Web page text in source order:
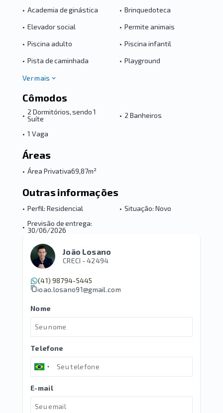
• Academia de ginástica • Brinquedoteca
• Elevador social • Permite animais
• Piscina adulto • Piscina infantil
• Pista de caminhada • Playground
Ver mais
Cômodos
• 2 Dormitórios, sendo 1
Suíte
• 2 Banheiros
• 1 Vaga
Áreas
• Área Privativa69,87m²
Outras informações
• Perfil: Residencial • Situação: Novo
• Previsão de entrega:
30/06/2026
João Losano
CRECI -42494
(41) 98794-5445
joao.losano91@gmail.com
Nome
Telefone
E-mail